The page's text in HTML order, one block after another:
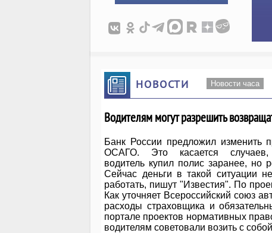
НОВОСТИ Новости часа
Водителям могут разрешить
Банк России предложил изменить
ОСАГО. Это касается случаев,
водитель купил полис заранее, но
Сейчас деньги в такой ситуации
работать, пишут "Известия". По
Как уточняет Всероссийский союз
расходы страховщика и
портале проектов нормативных
водителям советовали возить с